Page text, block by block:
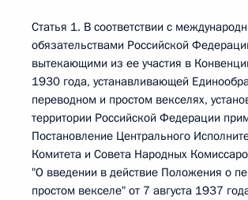
Статья 1. В соответствии с
обязательствами Российской
вытекающими из ее участия в
1930 года, устанавливающей
переводном и простом векселях,
территории Российской Федерации
Постановление Центрального
Комитета и Совета Народных
"О введении в действие Положения о
простом векселе" от 7 августа 1937